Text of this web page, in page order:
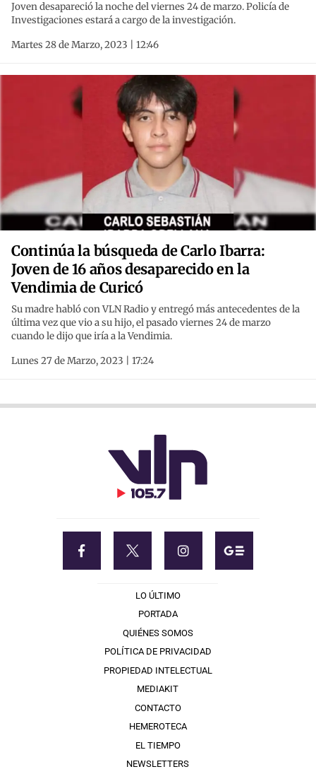
Joven desapareció la noche del viernes 24 de marzo. Policía de
Investigaciones estará a cargo de la investigación.
Martes 28 de Marzo, 2023 | 12:46
Continúa la búsqueda de Carlo Ibarra:
Joven de 16 años desaparecido en la
Vendimia de Curicó
Su madre habló con VLN Radio y entregó más antecedentes de la
última vez que vio a su hijo, el pasado viernes 24 de marzo
cuando le dijo que iría a la Vendimia.
Lunes 27 de Marzo, 2023 | 17:24
LO ÚLTIMO
PORTADA
QUIÉNES SOMOS
POLÍTICA DE PRIVACIDAD
PROPIEDAD INTELECTUAL
MEDIAKIT
CONTACTO
HEMEROTECA
EL TIEMPO
NEWSLETTERS